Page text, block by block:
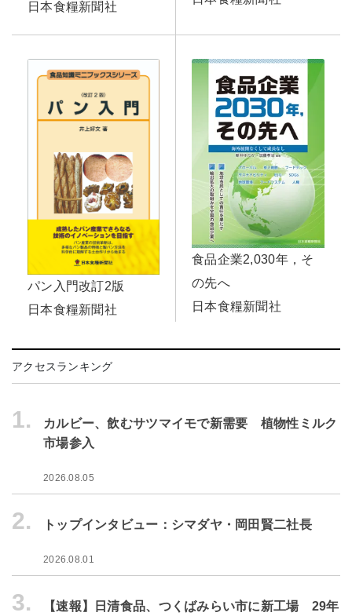
日本食糧新聞社
パン入門改訂2版
日本食糧新聞社
食品企業2,030年，そ
の先へ
日本食糧新聞社
アクセスランキング
1.
カルビー、飲むサツマイモで新需要 植物性ミルク
市場参入
2026.08.05
2. トップインタビュー：シマダヤ・岡田賢二社長
2026.08.01
3.
【速報】日清食品、つくばみらい市に新工場 29年